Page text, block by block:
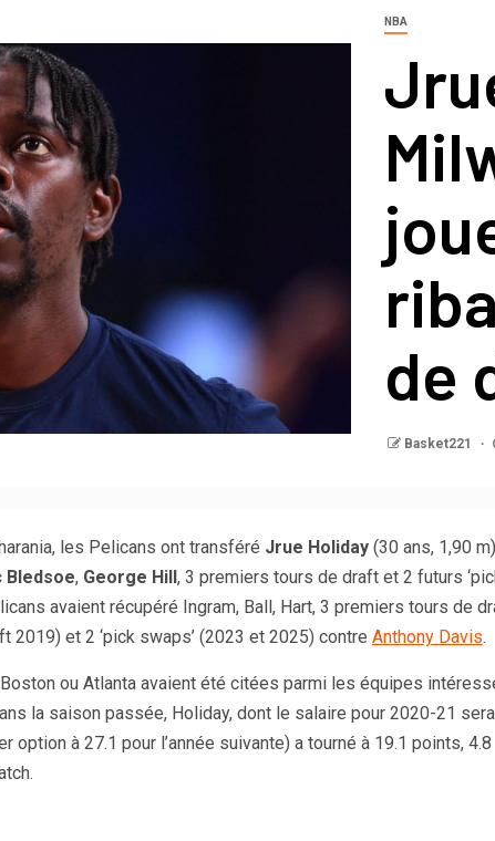
NBA
de
Basket221
les Pelicans ont transféré Jrue Holiday(30 ans, 1,90
Bledsoe, George Hill, 3 premiers tours de draft et 2 futurs
avaient récupéré Ingram, Ball, Hart, 3 premiers tours de
2019) et 2 ‘pick swaps’ (2023 et 2025) contre Anthony Davis.
ou Atlanta avaient été citées parmi les équipes
la saison passée, Holiday, dont le salaire pour 2020-21
option à 27.1 pour l’année suivante) a tourné à 19.1 points, 4.8